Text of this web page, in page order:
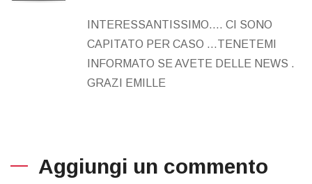
INTERESSANTISSIMO.... CI SONO
CAPITATO PER CASO ...TENETEMI
INFORMATO SE AVETE DELLE NEWS .
GRAZI EMILLE
Aggiungi un commento